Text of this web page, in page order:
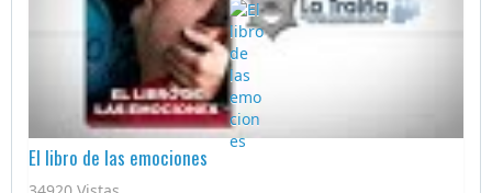
El libro de las emociones